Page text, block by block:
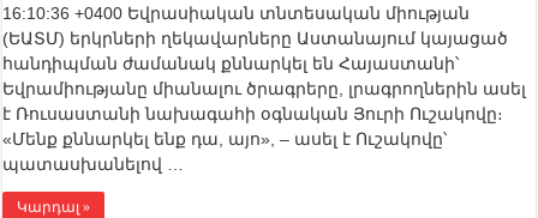
16:10:36 +0400 Եվրասիական տնտեսական միության
(ԵԱՏՄ) երկրների ղեկավարները Աստանայում կայացած
հանդիպման ժամանակ քննարկել են Հայաստանի՝
Եվրամիությանը միանալու ծրագրերը, լրագրողներին ասել
է Ռուսաստանի նախագահի օգնական Յուրի Ուշակովը։
«Մենք քննարկել ենք դա, այո», – ասել է Ուշակովը՝
պատասխանելով …
Կարդալ »